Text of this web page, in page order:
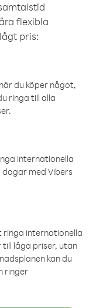
flexibla
pris:
du köper något,
ringa till alla
internationella
med Vibers
ringa internationella
låga priser, utan
kan du
ringer